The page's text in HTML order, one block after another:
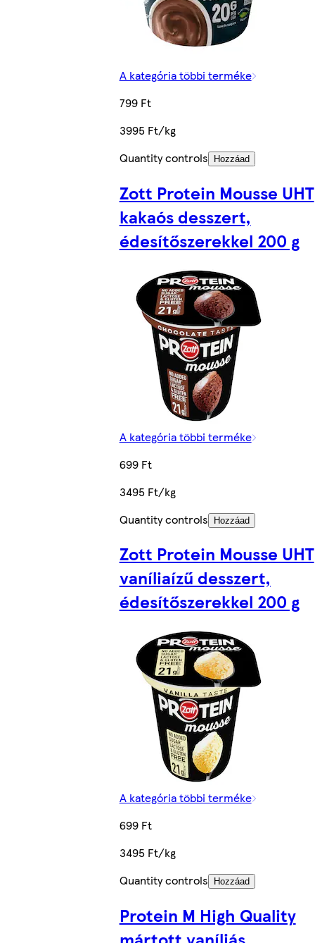
A kategória többi terméke
799 Ft
3995 Ft/kg
Quantity controls
Hozzáad
Zott Protein Mousse UHT
kakaós desszert,
édesítőszerekkel 200 g
A kategória többi terméke
699 Ft
3495 Ft/kg
Quantity controls
Hozzáad
Zott Protein Mousse UHT
vaníliaízű desszert,
édesítőszerekkel 200 g
A kategória többi terméke
699 Ft
3495 Ft/kg
Quantity controls
Hozzáad
Protein M High Quality